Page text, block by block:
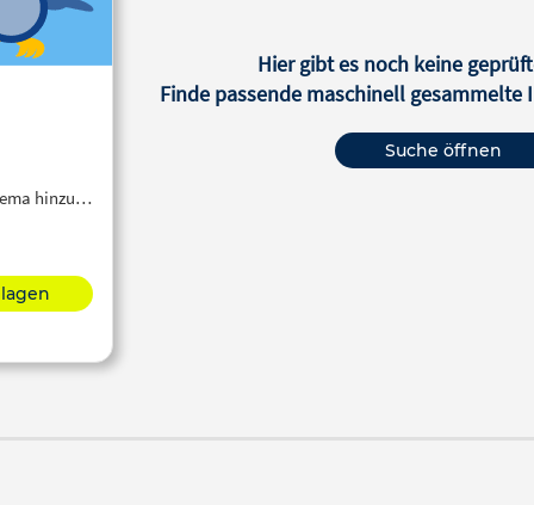
hinzu…
Hier gibt es noch keine
Finde passende maschinell gesammelte
Suche öffnen